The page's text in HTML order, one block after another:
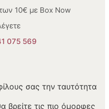
10€ με Box Now
075 569
σας την ταυτότητα
βρείτε τις πιο όμορφες